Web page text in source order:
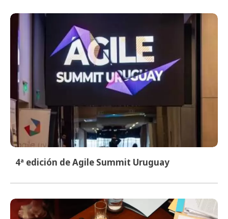
4ª edición de Agile Summit Uruguay